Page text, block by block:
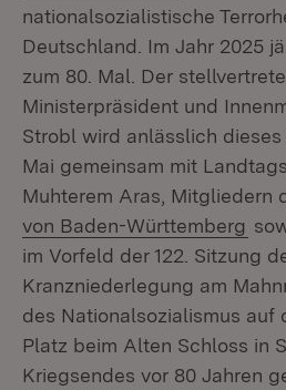
nationalsozialistische
Deutschland. Im Jahr 2025
zum 80. Mal. Der
Ministerpräsident und
Strobl wird anlässlich dieses
Mai gemeinsam mit
Muhterem Aras, Mitgliedern
von Baden-Württemberg
im Vorfeld der 122. Sitzung
Kranzniederlegung am
des Nationalsozialismus auf
Platz beim Alten Schloss in
Kriegsendes vor 80 Jahren